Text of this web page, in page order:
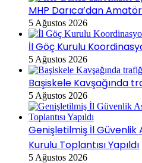
MHP Darıca’dan
5 Ağustos 2026
İl Göç Kurulu
5 Ağustos 2026
Başiskele Kavşağında
5 Ağustos 2026
Genişletilmiş İl Güvenlik
Kurulu Toplantısı Yapıldı
5 Ağustos 2026